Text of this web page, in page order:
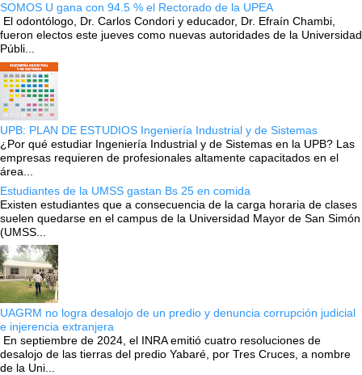
SOMOS U gana con 94.5 % el Rectorado de la UPEA
El odontólogo, Dr. Carlos Condori y educador, Dr. Efraín Chambi,
fueron electos este jueves como nuevas autoridades de la Universidad
Públi...
UPB: PLAN DE ESTUDIOS Ingeniería Industrial y de Sistemas
¿Por qué estudiar Ingeniería Industrial y de Sistemas en la UPB? Las
empresas requieren de profesionales altamente capacitados en el
área...
Estudiantes de la UMSS gastan Bs 25 en comida
Existen estudiantes que a consecuencia de la carga horaria de clases
suelen quedarse en el campus de la Universidad Mayor de San Simón
(UMSS...
UAGRM no logra desalojo de un predio y denuncia corrupción judicial
e injerencia extranjera
En septiembre de 2024, el INRA emitió cuatro resoluciones de
desalojo de las tierras del predio Yabaré, por Tres Cruces, a nombre
de la Uni...